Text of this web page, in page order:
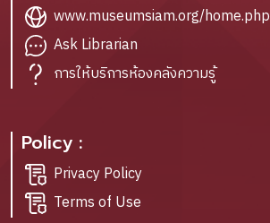
www.museumsiam.org/home.php
Ask Librarian
การให้บริการห้องคลังความรู้
Policy :
Privacy Policy
Terms of Use